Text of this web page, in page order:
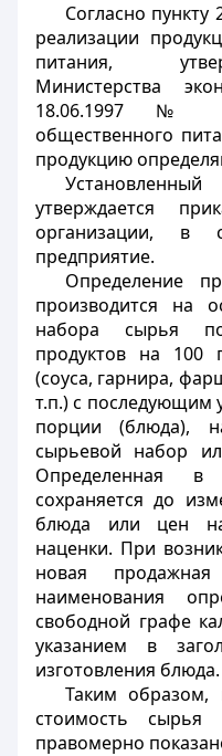
Согласно пункту
реализации
питания,
Министерства
18.06.1997 №
общественного
продукцию
утверждается
организации, в
предприятие.
Определение
производится на
набора сырья
продуктов на
(соуса, гарнира,
т.п.) с последующим
порции (блюда),
сырьевой набор
Определенная
сохраняется до
блюда или цен
наценки. При
новая
наименования
свободной графе
указанием в
изготовления блюда.
Таким образом,
стоимость
правомерно